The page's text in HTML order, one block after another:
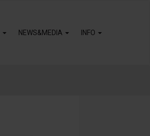
NEWS&MEDIA INFO